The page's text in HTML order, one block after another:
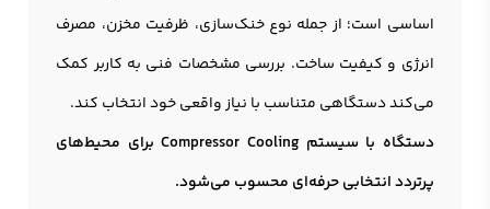
اساسی است؛ از جمله نوع خنک‌سازی، ظرفیت مخزن، مصرف
انرژی و کیفیت ساخت. بررسی مشخصات فنی به کاربر کمک
می‌کند دستگاهی متناسب با نیاز واقعی خود انتخاب کند.
دستگاه با سیستم Compressor Cooling برای محیط‌های
پرتردد انتخابی حرفه‌ای محسوب می‌شود.